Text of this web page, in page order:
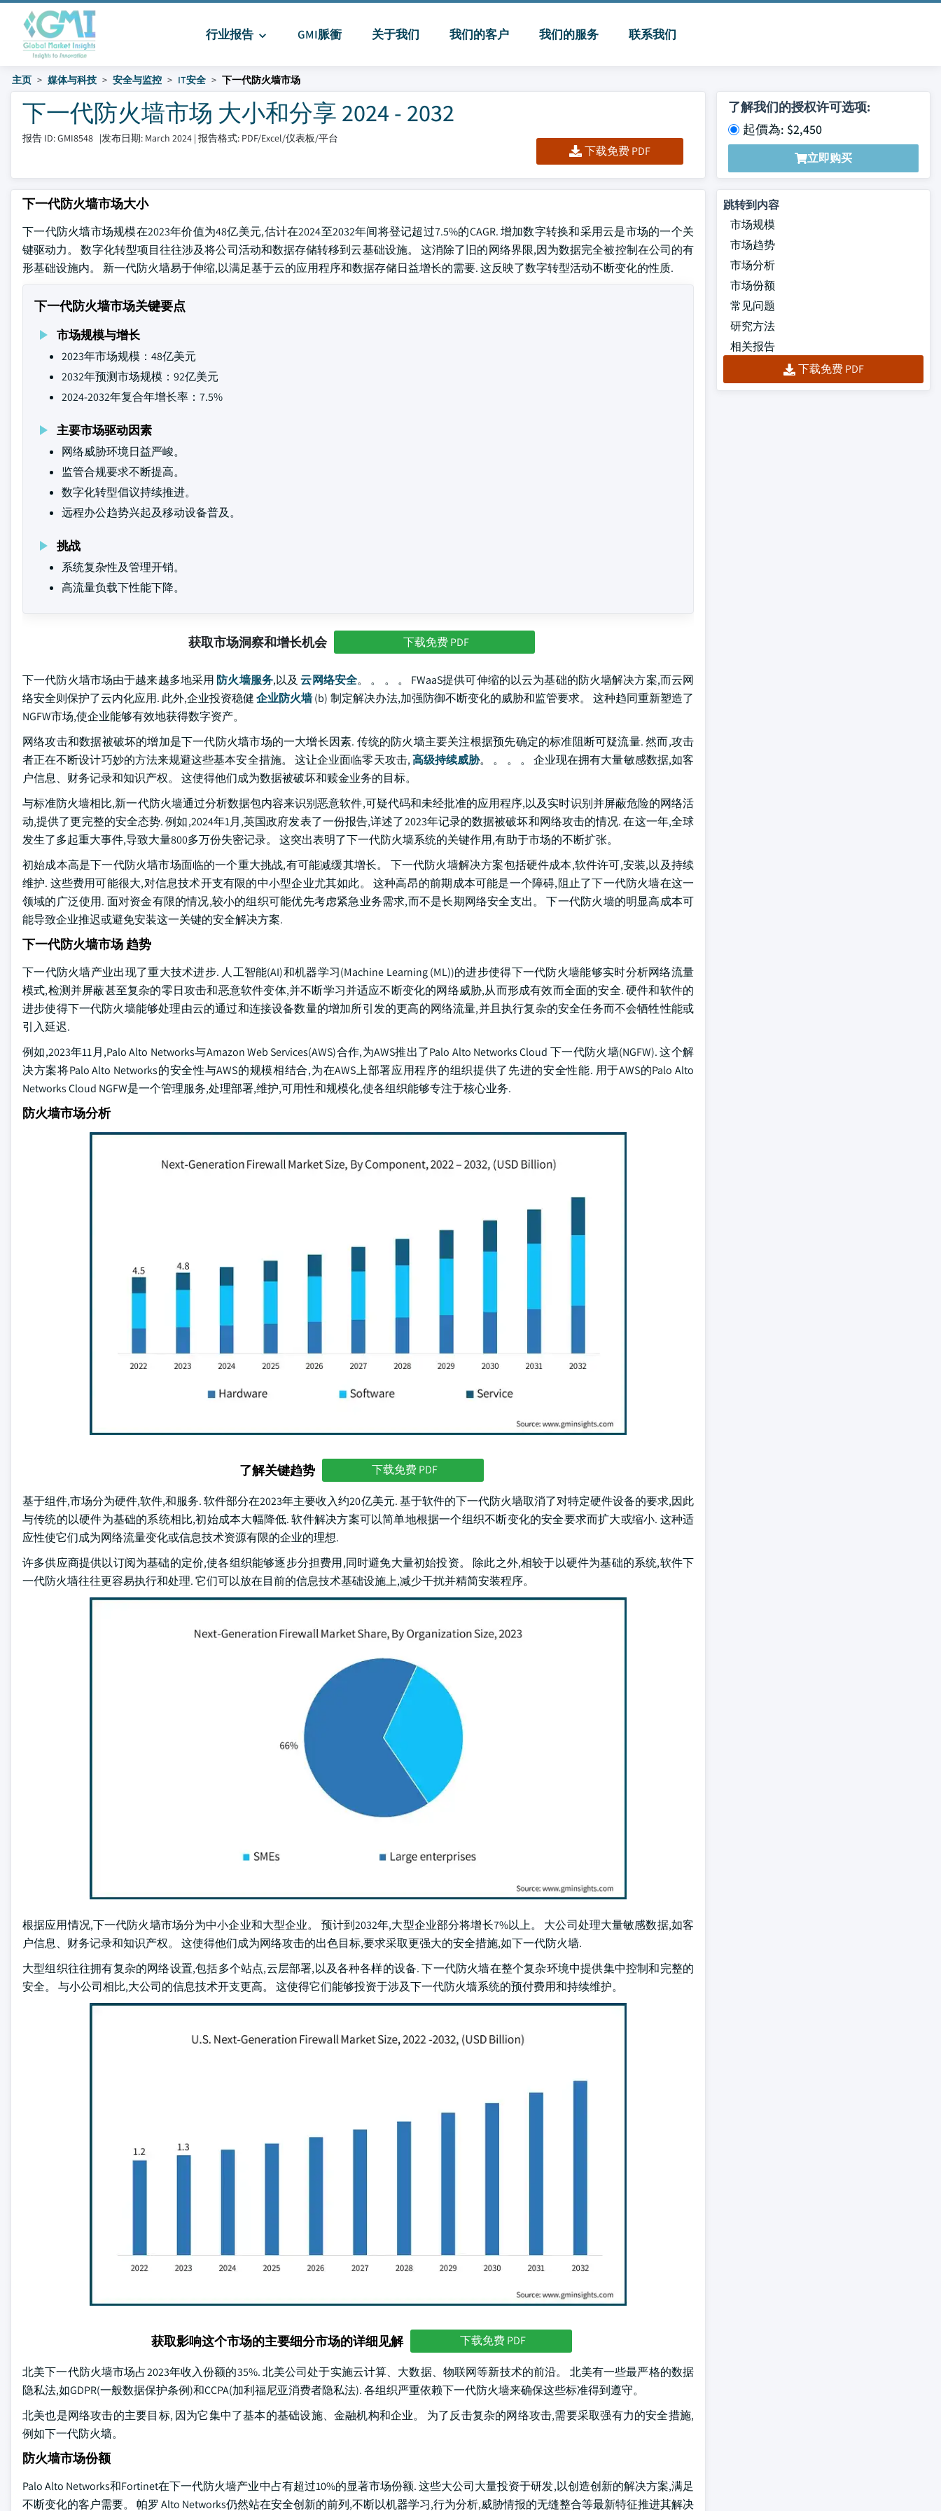
行业报告 GMI脈衝 关于我们 我们的客户 我们的服务 联系我们
主页 媒体与科技 安全与监控 IT安全 下一代防火墙市场
下一代防火墙市场 大小和分享 2024 - 2032
报告 ID: GMI8548 |发布日期: March 2024 | 报告格式: PDF/Excel/仪表板/平台
下载免费 PDF
了解我们的授权许可选项:
起價為: $2,450
立即购买
下一代防火墙市场大小
下一代防火墙市场规模在2023年价值为48亿美元,估计在2024至2032年间将登记超过7.5%的CAGR. 增加数字转换和采用云是市场的一个关
键驱动力。 数字化转型项目往往涉及将公司活动和数据存储转移到云基础设施。 这消除了旧的网络界限,因为数据完全被控制在公司的有
形基础设施内。 新一代防火墙易于伸缩,以满足基于云的应用程序和数据存储日益增长的需要. 这反映了数字转型活动不断变化的性质.
下一代防火墙市场关键要点
市场规模与增长
2023年市场规模：48亿美元
2032年预测市场规模：92亿美元
2024-2032年复合年增长率：7.5%
主要市场驱动因素
网络威胁环境日益严峻。
监管合规要求不断提高。
数字化转型倡议持续推进。
远程办公趋势兴起及移动设备普及。
挑战
系统复杂性及管理开销。
高流量负载下性能下降。
获取市场洞察和增长机会 下载免费 PDF
下一代防火墙市场由于越来越多地采用 防火墙服务,以及云网络安全。 。 。 。 FWaaS提供可伸缩的以云为基础的防火墙解决方案,而云网
络安全则保护了云内化应用. 此外,企业投资稳健企业防火墙(b) 制定解决办法,加强防御不断变化的威胁和监管要求。 这种趋同重新塑造了
NGFW市场,使企业能够有效地获得数字资产。
网络攻击和数据被破坏的增加是下一代防火墙市场的一大增长因素. 传统的防火墙主要关注根据预先确定的标准阻断可疑流量. 然而,攻击
者正在不断设计巧妙的方法来规避这些基本安全措施。 这让企业面临零天攻击,高级持续威胁。 。 。 。 企业现在拥有大量敏感数据,如客
户信息、财务记录和知识产权。 这使得他们成为数据被破坏和赎金业务的目标。
与标准防火墙相比,新一代防火墙通过分析数据包内容来识别恶意软件,可疑代码和未经批准的应用程序,以及实时识别并屏蔽危险的网络活
动,提供了更完整的安全态势. 例如,2024年1月,英国政府发表了一份报告,详述了2023年记录的数据被破坏和网络攻击的情况. 在这一年,全球
发生了多起重大事件,导致大量800多万份失密记录。 这突出表明了下一代防火墙系统的关键作用,有助于市场的不断扩张。
初始成本高是下一代防火墙市场面临的一个重大挑战,有可能减缓其增长。 下一代防火墙解决方案包括硬件成本,软件许可,安装,以及持续
维护. 这些费用可能很大,对信息技术开支有限的中小型企业尤其如此。 这种高昂的前期成本可能是一个障碍,阻止了下一代防火墙在这一
领域的广泛使用. 面对资金有限的情况,较小的组织可能优先考虑紧急业务需求,而不是长期网络安全支出。 下一代防火墙的明显高成本可
能导致企业推迟或避免安装这一关键的安全解决方案.
下一代防火墙市场 趋势
下一代防火墙产业出现了重大技术进步. 人工智能(AI)和机器学习(Machine Learning (ML))的进步使得下一代防火墙能够实时分析网络流量
模式,检测并屏蔽甚至复杂的零日攻击和恶意软件变体,并不断学习并适应不断变化的网络威胁,从而形成有效而全面的安全. 硬件和软件的
进步使得下一代防火墙能够处理由云的通过和连接设备数量的增加所引发的更高的网络流量,并且执行复杂的安全任务而不会牺牲性能或
引入延迟.
例如,2023年11月,Palo Alto Networks与Amazon Web Services(AWS)合作,为AWS推出了Palo Alto Networks Cloud 下一代防火墙(NGFW). 这个解
决方案将Palo Alto Networks的安全性与AWS的规模相结合,为在AWS上部署应用程序的组织提供了先进的安全性能. 用于AWS的Palo Alto
Networks Cloud NGFW是一个管理服务,处理部署,维护,可用性和规模化,使各组织能够专注于核心业务.
防火墙市场分析
了解关键趋势 下载免费 PDF
基于组件,市场分为硬件,软件,和服务. 软件部分在2023年主要收入约20亿美元. 基于软件的下一代防火墙取消了对特定硬件设备的要求,因此
与传统的以硬件为基础的系统相比,初始成本大幅降低. 软件解决方案可以简单地根据一个组织不断变化的安全要求而扩大或缩小. 这种适
应性使它们成为网络流量变化或信息技术资源有限的企业的理想.
许多供应商提供以订阅为基础的定价,使各组织能够逐步分担费用,同时避免大量初始投资。 除此之外,相较于以硬件为基础的系统,软件下
一代防火墙往往更容易执行和处理. 它们可以放在目前的信息技术基础设施上,减少干扰并精简安装程序。
根据应用情况,下一代防火墙市场分为中小企业和大型企业。 预计到2032年,大型企业部分将增长7%以上。 大公司处理大量敏感数据,如客
户信息、财务记录和知识产权。 这使得他们成为网络攻击的出色目标,要求采取更强大的安全措施,如下一代防火墙.
大型组织往往拥有复杂的网络设置,包括多个站点,云层部署,以及各种各样的设备. 下一代防火墙在整个复杂环境中提供集中控制和完整的
安全。 与小公司相比,大公司的信息技术开支更高。 这使得它们能够投资于涉及下一代防火墙系统的预付费用和持续维护。
获取影响这个市场的主要细分市场的详细见解 下载免费 PDF
北美下一代防火墙市场占2023年收入份额的35%. 北美公司处于实施云计算、大数据、物联网等新技术的前沿。 北美有一些最严格的数据
隐私法,如GDPR(一般数据保护条例)和CCPA(加利福尼亚消费者隐私法). 各组织严重依赖下一代防火墙来确保这些标准得到遵守。
北美也是网络攻击的主要目标, 因为它集中了基本的基础设施、金融机构和企业。 为了反击复杂的网络攻击,需要采取强有力的安全措施,
例如下一代防火墙。
防火墙市场份额
Palo Alto Networks和Fortinet在下一代防火墙产业中占有超过10%的显著市场份额. 这些大公司大量投资于研发,以创造创新的解决方案,满足
不断变化的客户需要。 帕罗 Alto Networks仍然站在安全创新的前列,不断以机器学习,行为分析,威胁情报的无缝整合等最新特征推进其解决
跳转到内容
市场规模
市场趋势
市场分析
市场份额
常见问题
研究方法
相关报告
下载免费 PDF